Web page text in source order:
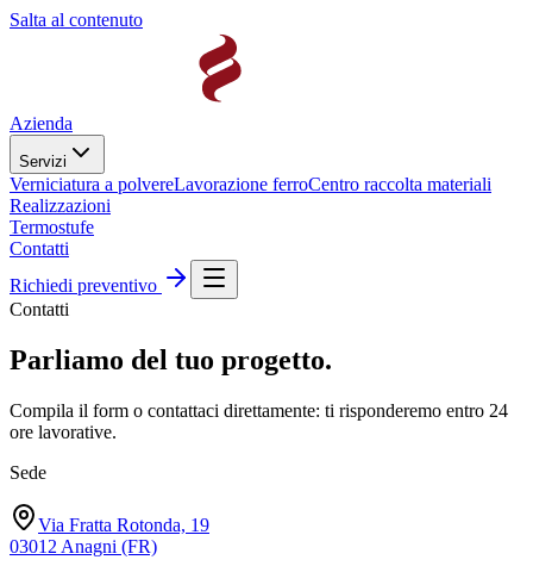
Salta al contenuto
Azienda
Servizi
Verniciatura a polvereLavorazione ferroCentro raccolta materiali
Realizzazioni
Termostufe
Contatti
Richiedi preventivo
Contatti
Parliamo del tuo progetto.
Compila il form o contattaci direttamente: ti risponderemo entro 24
ore lavorative.
Sede
Via Fratta Rotonda, 19
03012 Anagni (FR)